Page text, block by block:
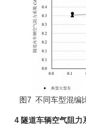
图7 不同车型混编
4 隧道车辆空气阻力